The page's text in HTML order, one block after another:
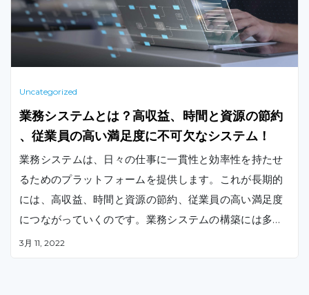
Uncategorized
業務システムとは？高収益、時間と資源の節約
、従業員の高い満足度に不可欠なシステム！
業務システムは、日々の仕事に一貫性と効率性を持たせ
るためのプラットフォームを提供します。これが長期的
には、高収益、時間と資源の節約、従業員の高い満足度
につながっていくのです。業務システムの構築には多く
の労力が必要ですが、それがもたらす利益は非常に大き
3月 11, 2022